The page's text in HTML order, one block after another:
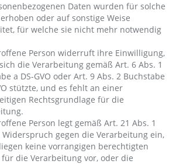
Daten wurden für solche
oder auf sonstige Weise
für welche sie nicht mehr notwendig
Person widerruft ihre Einwilligung,
die Verarbeitung gemäß Art. 6 Abs. 1
a DS-GVO oder Art. 9 Abs. 2 Buchstabe
stützte, und es fehlt an einer
Rechtsgrundlage für die
Person legt gemäß Art. 21 Abs. 1
Widerspruch gegen die Verarbeitung ein,
keine vorrangigen berechtigten
die Verarbeitung vor, oder die